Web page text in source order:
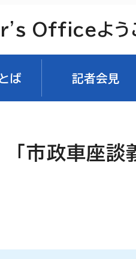
Officeよ
ば 記者会見
政車座談